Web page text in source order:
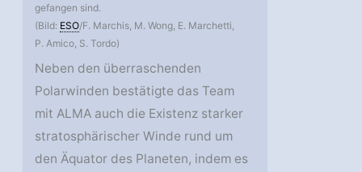
gefangen sind.
(Bild: ESO/F. Marchis, M. Wong, E. Marchetti,
P. Amico, S. Tordo)
Neben den überraschenden
Polarwinden bestätigte das Team
mit ALMA auch die Existenz starker
stratosphärischer Winde rund um
den Äquator des Planeten, indem es